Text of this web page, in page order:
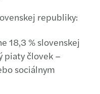
republiky:
18,3 % slovenskej
piaty človek –
sociálnym